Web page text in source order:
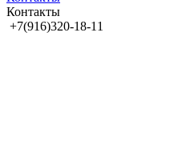
Контакты
+7(916)320-18-11